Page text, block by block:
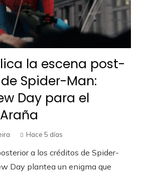
la escena post-
Spider-Man:
Day para el
Hace 5 días
a los créditos de Spider-
Day plantea un enigma que